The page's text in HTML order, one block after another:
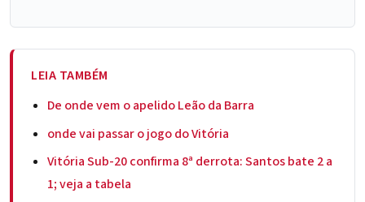
LEIA TAMBÉM
De onde vem o apelido Leão da Barra
onde vai passar o jogo do Vitória
Vitória Sub-20 confirma 8ª derrota: Santos bate 2 a
1; veja a tabela